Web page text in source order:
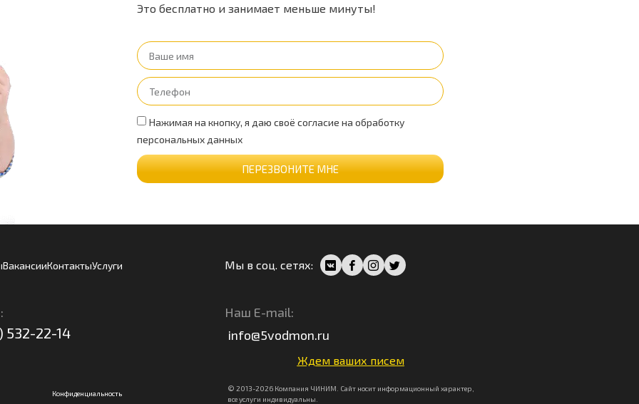
Это бесплатно и занимает меньше минуты!
Нажимая на кнопку, я даю своё согласие на обработку
персональных данных
ПЕРЕЗВОНИТЕ МНЕ
ВакансииКонтактыУслуги Мы в соц. сетях:
532-22-14
Наш E-mail:
info@5vodmon.ru
Ждем ваших писем
Конфиденциальность
© 2013-2026 Компания ЧИНИМ. Сайт носит информационный характер,
все услуги индивидуальны.